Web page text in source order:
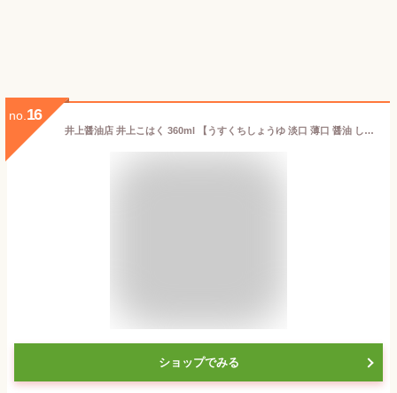
no. 16
井上醤油店 井上こはく 360ml 【うすくちしょうゆ 淡口 薄口 醤油 しょうゆ こはく 島根】
ショップでみる